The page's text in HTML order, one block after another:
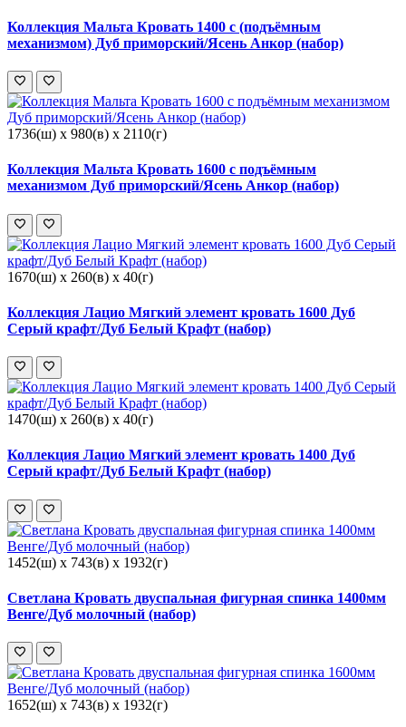
Коллекция Мальта Кровать 1400 с (подъёмным
механизмом) Дуб приморский/Ясень Анкор (набор)
1736(ш) x 980(в) x 2110(г)
Коллекция Мальта Кровать 1600 с подъёмным
механизмом Дуб приморский/Ясень Анкор (набор)
1670(ш) x 260(в) x 40(г)
Коллекция Лацио Мягкий элемент кровать 1600 Дуб
Серый крафт/Дуб Белый Крафт (набор)
1470(ш) x 260(в) x 40(г)
Коллекция Лацио Мягкий элемент кровать 1400 Дуб
Серый крафт/Дуб Белый Крафт (набор)
1452(ш) x 743(в) x 1932(г)
Светлана Кровать двуспальная фигурная спинка 1400мм
Венге/Дуб молочный (набор)
1652(ш) x 743(в) x 1932(г)